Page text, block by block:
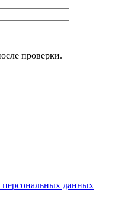
проверки.
данных